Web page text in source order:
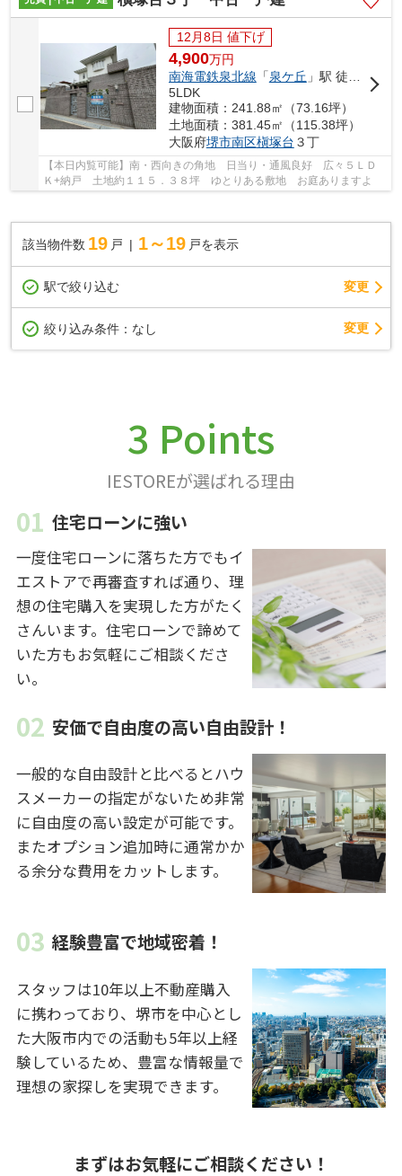
12月8日 値下げ
4,900万円
南海電鉄泉北線 「泉ケ丘 」駅 徒歩32分
5LDK
建物面積：241.88㎡（73.16坪）
土地面積：381.45㎡（115.38坪）
大阪府堺市南区槇塚台 ３丁
【本日内覧可能】南・西向きの角地 日当り・通風良好 広々５ＬＤ
Ｋ+納戸 土地約１１５．３８坪 ゆとりある敷地 お庭ありますよ
該当物件数 19 戸 1～19 戸を表示
駅で絞り込む 変更
絞り込み条件： なし 変更
3 Points
IESTOREが選ばれる理由
住宅ローンに強い
一度住宅ローンに落ちた方でもイ
エストアで再審査すれば通り、理
想の住宅購入を実現した方がたく
さんいます。住宅ローンで諦めて
いた方もお気軽にご相談くださ
い。
安価で自由度の高い自由設計！
一般的な自由設計と比べるとハウ
スメーカーの指定がないため非常
に自由度の高い設定が可能です。
またオプション追加時に通常かか
る余分な費用をカットします。
経験豊富で地域密着！
スタッフは10年以上不動産購入
に携わっており、堺市を中心とし
た大阪市内での活動も5年以上経
験しているため、豊富な情報量で
理想の家探しを実現できます。
まずはお気軽にご相談ください！